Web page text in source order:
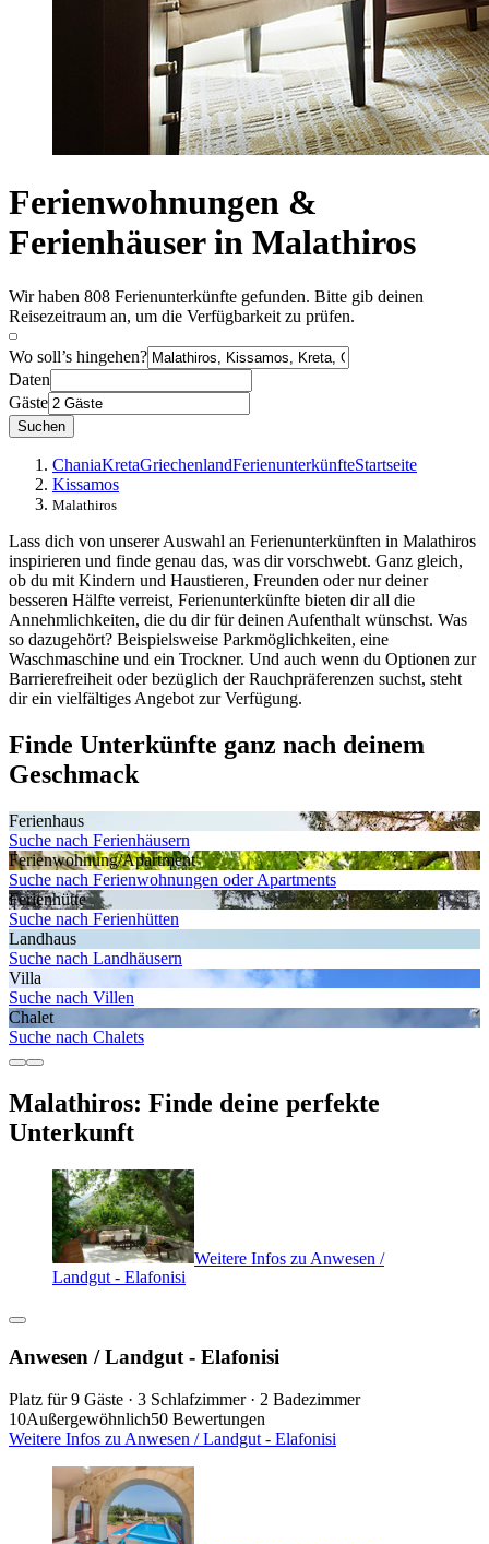
Ferienwohnungen &
Ferienhäuser in Malathiros
Wir haben 808 Ferienunterkünfte gefunden. Bitte gib deinen
Reisezeitraum an, um die Verfügbarkeit zu prüfen.
Wo soll’s hingehen?
Daten
Gäste
Suchen
ChaniaKretaGriechenlandFerienunterkünfteStartseite
Kissamos
Malathiros
Lass dich von unserer Auswahl an Ferienunterkünften in Malathiros
inspirieren und finde genau das, was dir vorschwebt. Ganz gleich,
ob du mit Kindern und Haustieren, Freunden oder nur deiner
besseren Hälfte verreist, Ferienunterkünfte bieten dir all die
Annehmlichkeiten, die du dir für deinen Aufenthalt wünschst. Was
so dazugehört? Beispielsweise Parkmöglichkeiten, eine
Waschmaschine und ein Trockner. Und auch wenn du Optionen zur
Barrierefreiheit oder bezüglich der Rauchpräferenzen suchst, steht
dir ein vielfältiges Angebot zur Verfügung.
Finde Unterkünfte ganz nach deinem
Geschmack
Ferienhaus
Suche nach Ferienhäusern
Ferienwohnung/Apartment
Suche nach Ferienwohnungen oder Apartments
Ferienhütte
Suche nach Ferienhütten
Landhaus
Suche nach Landhäusern
Villa
Suche nach Villen
Chalet
Suche nach Chalets
Malathiros: Finde deine perfekte
Unterkunft
Weitere Infos zu Anwesen /
Landgut - Elafonisi
Anwesen / Landgut - Elafonisi
Platz für 9 Gäste · 3 Schlafzimmer · 2 Badezimmer
10Außergewöhnlich50 Bewertungen
Weitere Infos zu Anwesen / Landgut - Elafonisi